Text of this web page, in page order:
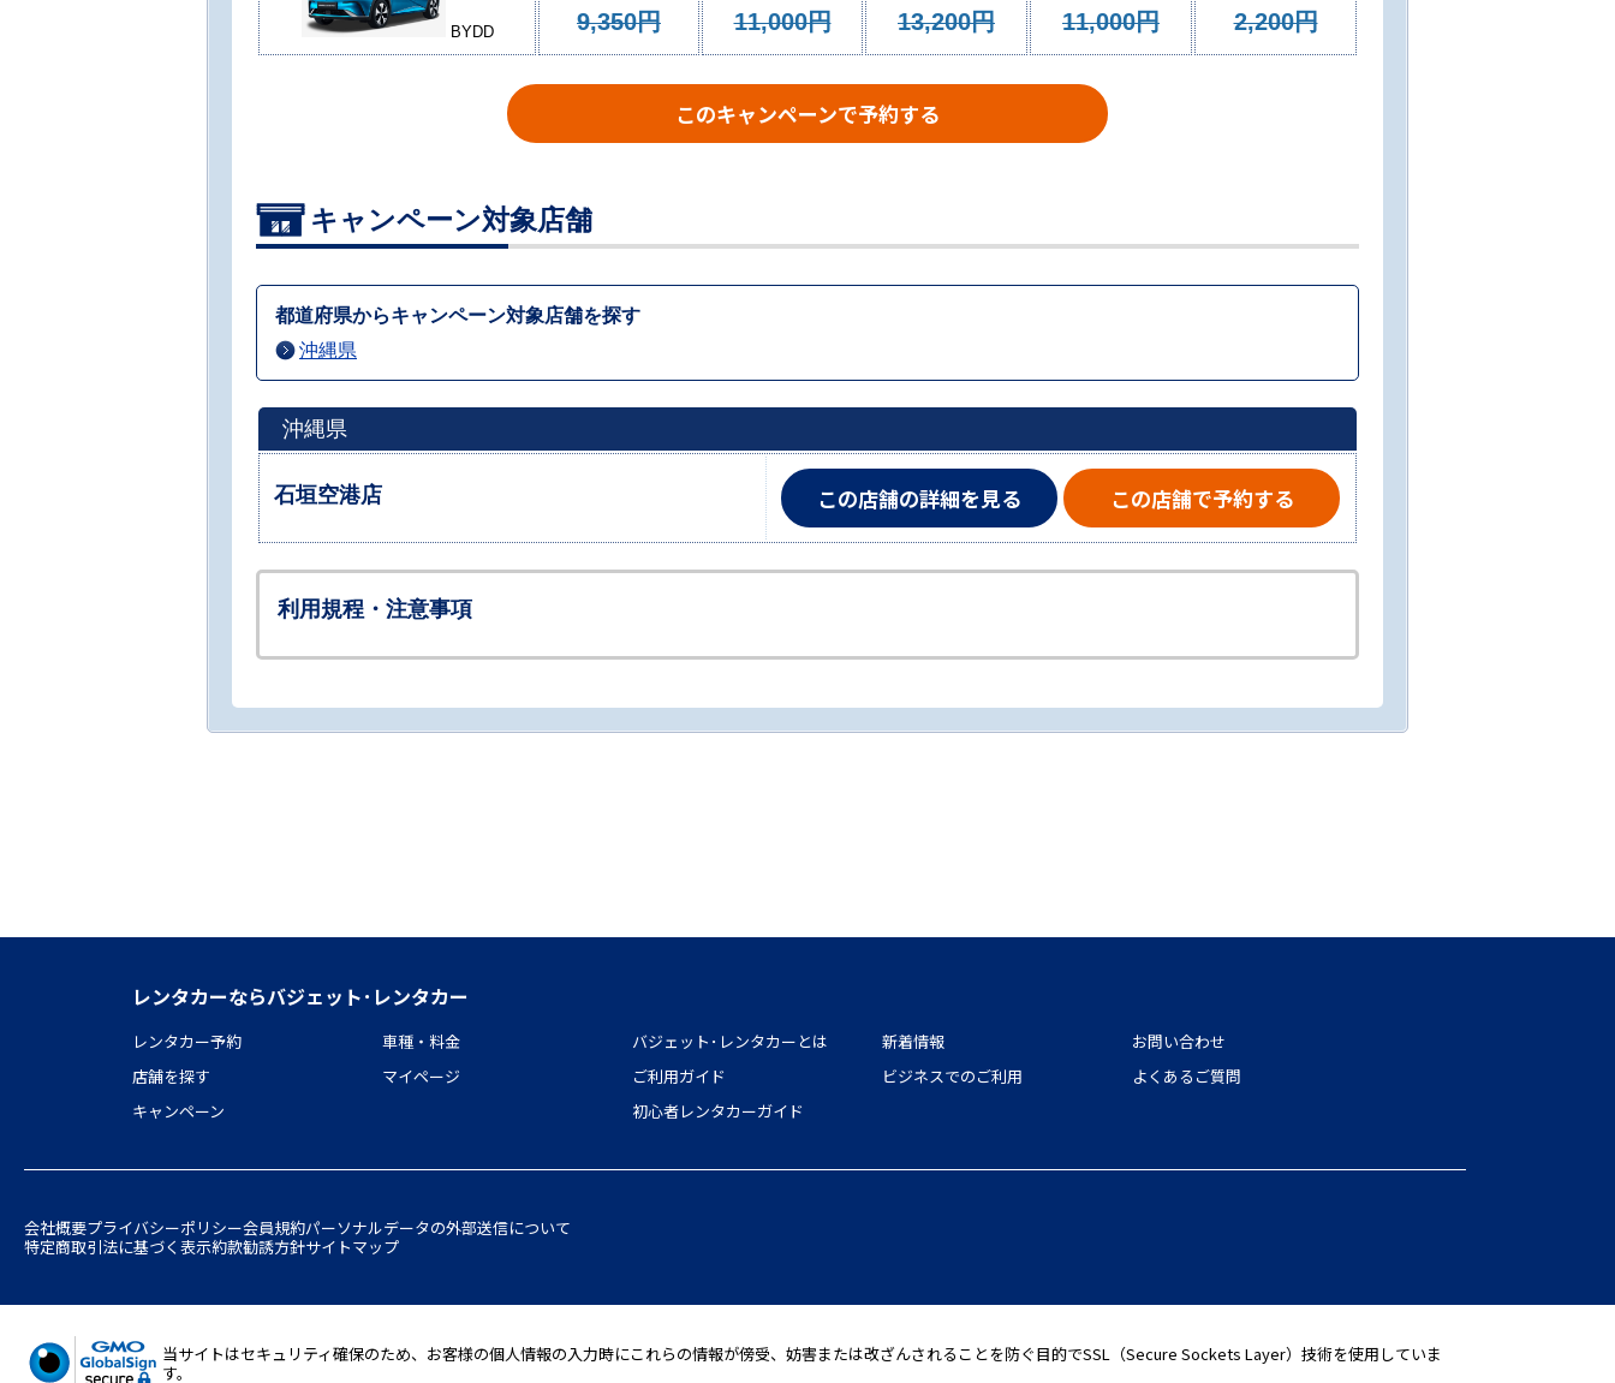
BYDD
9,350円
11,000円
13,200円
11,000円
2,200円
このキャンペーンで予約する
キャンペーン対象店舗
都道府県からキャンペーン対象店舗を探す
沖縄県
沖縄県
石垣空港店 この店舗の詳細を見る この店舗で予約する
利用規程・注意事項
レンタカーならバジェット･レンタカー
レンタカー予約
店舗を探す
キャンペーン
車種・料金
マイページ
バジェット･レンタカーとは
ご利用ガイド
初心者レンタカーガイド
新着情報
ビジネスでのご利用
お問い合わせ
よくあるご質問
会社概要プライバシーポリシー会員規約パーソナルデータの外部送信について
特定商取引法に基づく表示約款勧誘方針サイトマップ
当サイトはセキュリティ確保のため、お客様の個人情報の入力時にこれらの情報が傍受、妨害または改ざんされることを防ぐ目的でSSL（Secure Sockets Layer）技術を使用していま
す。